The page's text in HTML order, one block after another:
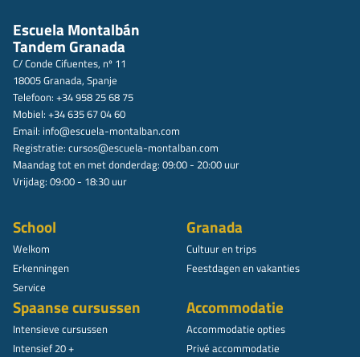
Escuela Montalbán
Tandem Granada
C/ Conde Cifuentes, nº 11
18005 Granada, Spanje
Telefoon: +34 958 25 68 75
Mobiel: +34 635 67 04 60
Email: info@escuela-montalban.com
Registratie: cursos@escuela-montalban.com
Maandag tot en met donderdag: 09:00 - 20:00 uur
Vrijdag: 09:00 - 18:30 uur
School
Welkom
Erkenningen
Service
Granada
Cultuur en trips
Feestdagen en vakanties
Spaanse cursussen
Intensieve cursussen
Intensief 20 +
Accommodatie
Accommodatie opties
Privé accommodatie